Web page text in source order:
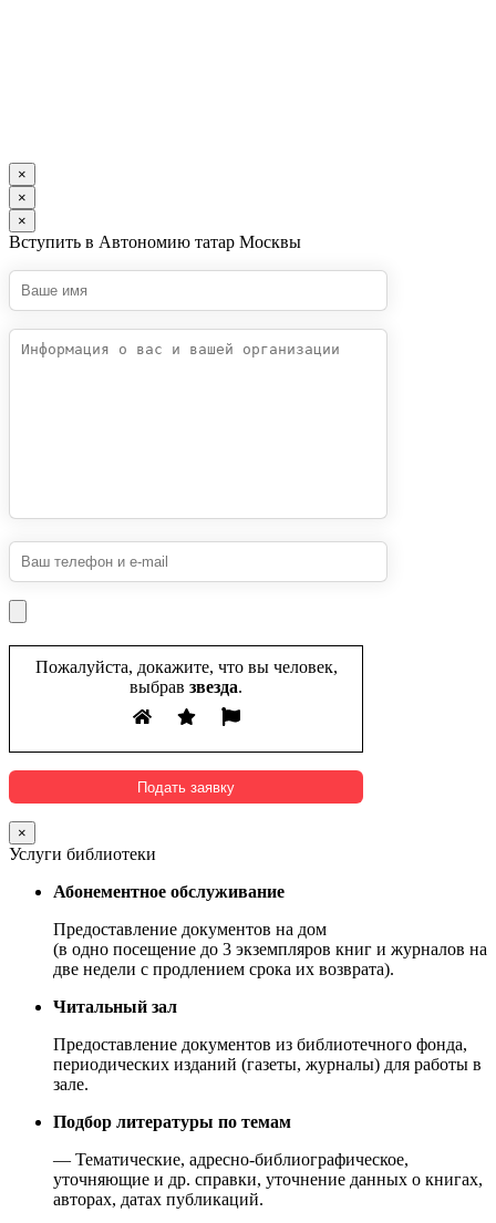
×
×
×
Вступить в Автономию татар Москвы
Пожалуйста, докажите, что вы человек,
выбрав звезда.
×
Услуги библиотеки
Абонементное обслуживание
Предоставление документов на дом
(в одно посещение до 3 экземпляров книг и журналов на
две недели с продлением срока их возврата).
Читальный зал
Предоставление документов из библиотечного фонда,
периодических изданий (газеты, журналы) для работы в
зале.
Подбор литературы по темам
— Тематические, адресно-библиографическое,
уточняющие и др. справки, уточнение данных о книгах,
авторах, датах публикаций.